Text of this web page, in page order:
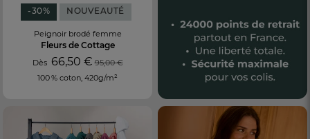
-30% NOUVEAUTÉ
Peignoir brodé femme
Fleurs de Cottage
Dès 66,50 € 95,00 €
100 % coton, 420g/m²